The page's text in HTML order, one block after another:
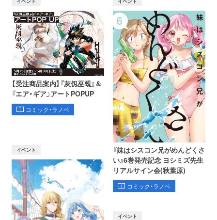
【受注商品案内】『灰仭巫覡』＆
『エア・ギア』アートPOPUP
コミック・ラノベ
『妹はシスコン兄がめんどくさ
い』6巻発売記念 ヨシミズ先生
リアルサイン会(秋葉原)
コミック・ラノベ
イベント
イベント